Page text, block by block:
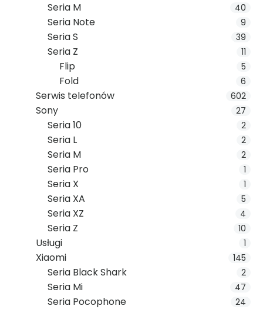
Seria M 40
Seria Note 9
Seria S 39
Seria Z 11
Flip 5
Fold 6
Serwis telefonów 602
Sony 27
Seria 10 2
Seria L 2
Seria M 2
Seria Pro 1
Seria X 1
Seria XA 5
Seria XZ 4
Seria Z 10
Usługi 1
Xiaomi 145
Seria Black Shark 2
Seria Mi 47
Seria Pocophone 24